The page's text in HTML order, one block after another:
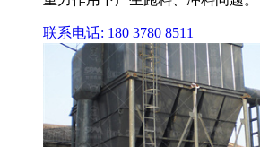
联系电话: 180 3780 8511